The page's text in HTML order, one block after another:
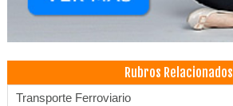
Rubros Relacionados
Transporte Ferroviario